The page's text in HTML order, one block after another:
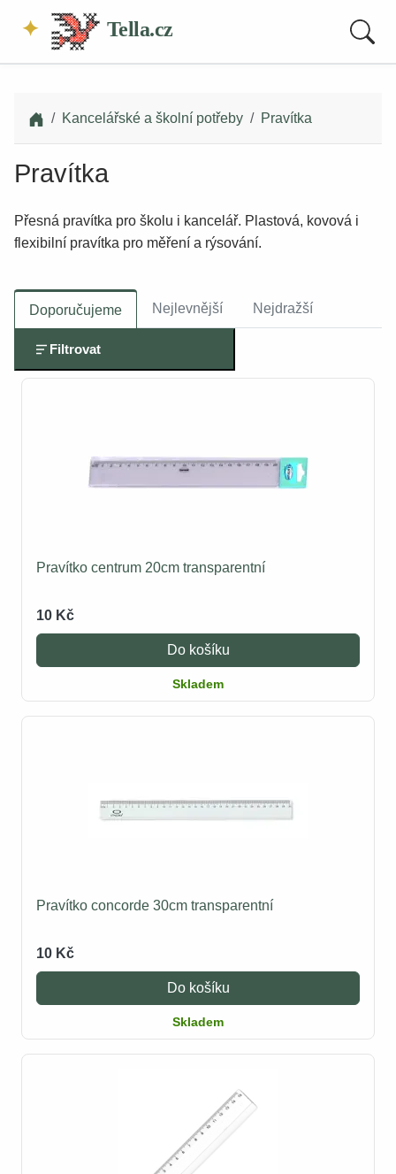
Tella.cz
Kancelářské a školní potřeby Pravítka
Pravítka
Přesná pravítka pro školu i kancelář. Plastová, kovová i
flexibilní pravítka pro měření a rýsování.
Doporučujeme Nejlevnější Nejdražší
Filtrovat
Pravítko centrum 20cm transparentní
10 Kč
Do košíku
Skladem
Pravítko concorde 30cm transparentní
10 Kč
Do košíku
Skladem